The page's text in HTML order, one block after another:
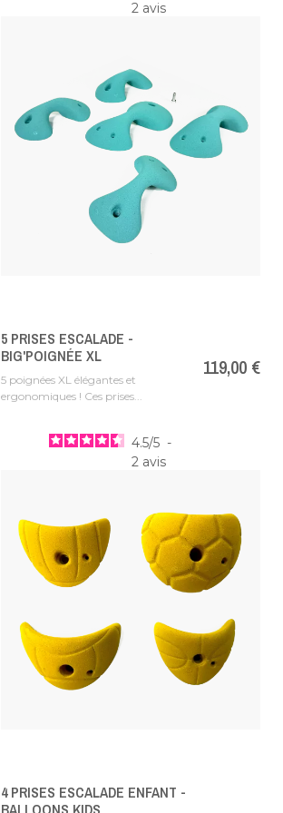
2 avis
5 PRISES ESCALADE -
BIG'POIGNÉE XL
5 poignées XL élégantes et
ergonomiques ! Ces prises...
Prix
119,00 €
4.5/5 -
2 avis
4 PRISES ESCALADE ENFANT -